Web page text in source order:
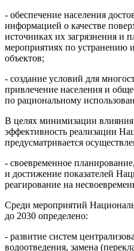
- обеспечение населения
информацией о качестве
источниках их загрязнения
мероприятиях по устранению
объектов;
- создание условий для
привлечение населения и
по рациональному
В целях минимизации
эффективность реализации
предусматривается
- своевременное
и достижение показателей
реагирование на
Среди мероприятий
до 2030 определено:
- развитие систем
водоотведения, замена